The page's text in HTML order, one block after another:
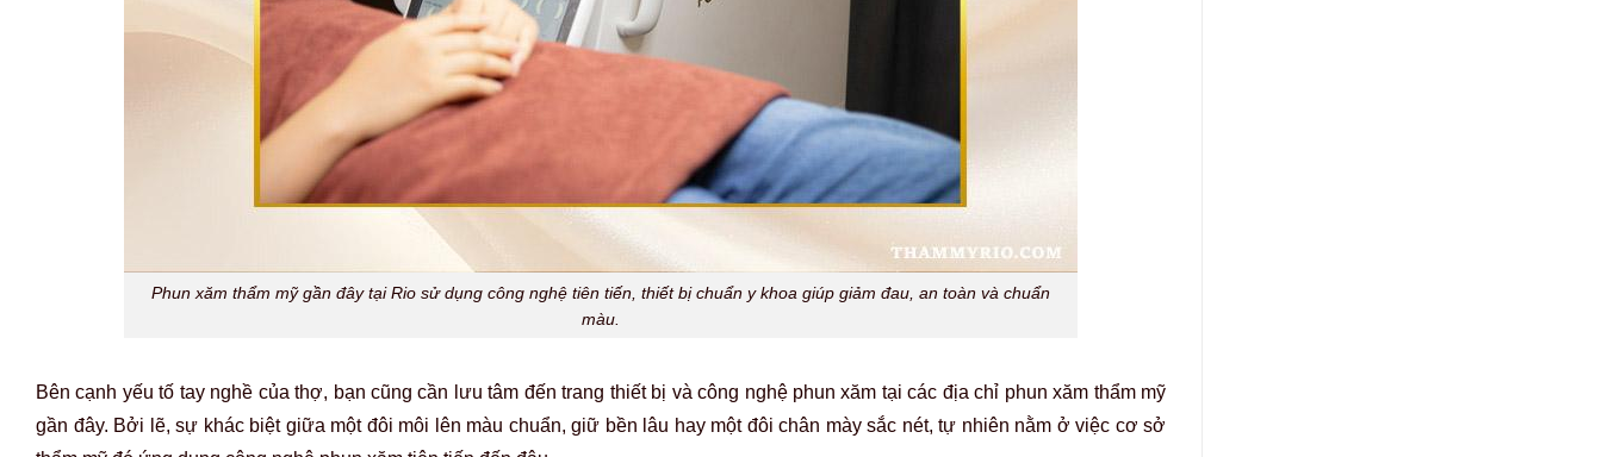
Phun xăm thẩm mỹ gần đây tại Rio sử dụng công nghệ tiên tiến, thiết bị chuẩn y khoa giúp giảm đau, an toàn và chuẩn
màu.
Bên cạnh yếu tố tay nghề của thợ, bạn cũng cần lưu tâm đến trang thiết bị và công nghệ phun xăm tại các địa chỉ phun xăm thẩm mỹ
gần đây. Bởi lẽ, sự khác biệt giữa một đôi môi lên màu chuẩn, giữ bền lâu hay một đôi chân mày sắc nét, tự nhiên nằm ở việc cơ sở